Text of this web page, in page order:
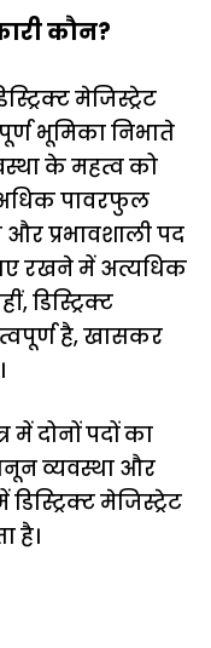
कौन?
मेजिस्ट्रेट
भूमिका निभाते
के महत्व को
अधिक पावरफुल
और प्रभावशाली पद
रखने में अत्यधिक
डिस्ट्रिक्ट
है, खासकर
में दोनों पदों का
व्यवस्था और
मेजिस्ट्रेट
है।